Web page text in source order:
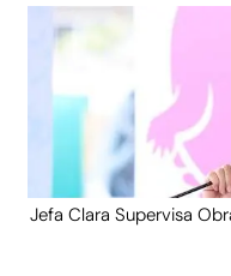
Jefa Clara Supervisa